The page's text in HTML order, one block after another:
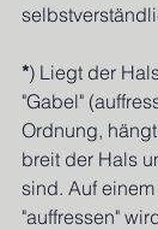
*) Liegt der
"Gabel"
Ordnung,
breit der Hals
sind. Auf
"auffressen"